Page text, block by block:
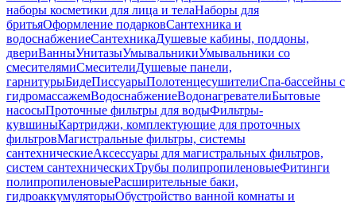
наборы косметики для лица и телаНаборы для
бритьяОформление подарковСантехника и
водоснабжениеСантехникаДушевые кабины, поддоны,
двериВанныУнитазыУмывальникиУмывальники со
смесителямиСмесителиДушевые панели,
гарнитурыБидеПиссуарыПолотенцесушителиСпа-бассейны с
гидромассажемВодоснабжениеВодонагревателиБытовые
насосыПроточные фильтры для водыФильтры-
кувшиныКартриджи, комплектующие для проточных
фильтровМагистральные фильтры, системы
сантехническиеАксессуары для магистральных фильтров,
систем сантехническихТрубы полипропиленовыеФитинги
полипропиленовыеРасширительные баки,
гидроаккумуляторыОбустройство ванной комнаты и